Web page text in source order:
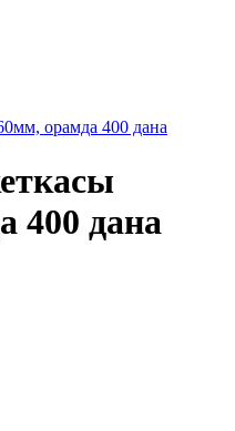
орамда 400 дана
400 дана